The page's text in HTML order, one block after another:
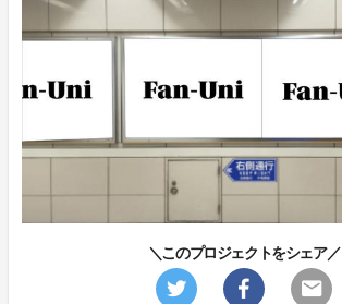
＼このプロジェクトをシェア／